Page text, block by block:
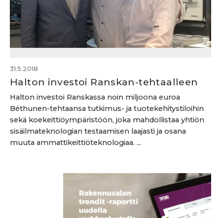
31.5.2018
Halton investoi Ranskan-tehtaalleen
Halton investoi Ranskassa noin miljoona euroa
Béthunen-tehtaansa tutkimus- ja tuotekehitystiloihin
sekä koekeittiöympäristöön, joka mahdollistaa yhtiön
sisäilmateknologian testaamisen laajasti ja osana
muuta ammattikeittiöteknologiaa. ...